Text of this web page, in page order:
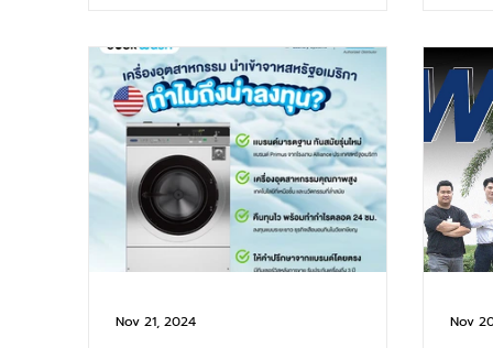
เหรียญ #Laundromat #ร้านสะดวกซัก
#แฟรนไชส์ร้านสะดวกซัก #เครื่องซักผ้า
หยอดเหรียญ #Passive #ธุรกิจน่าสนใจ
#ธุรกิจน่าลงทุน #Laundry
Nov 21, 2024 Nov